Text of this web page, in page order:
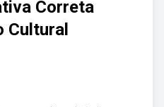
Correta
Cultural